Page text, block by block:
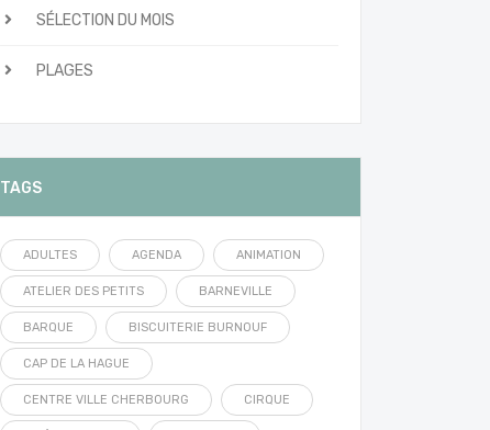
SÉLECTION DU MOIS
PLAGES
TAGS
ADULTES AGENDA ANIMATION
ATELIER DES PETITS BARNEVILLE
BARQUE BISCUITERIE BURNOUF
CAP DE LA HAGUE
CENTRE VILLE CHERBOURG CIRQUE